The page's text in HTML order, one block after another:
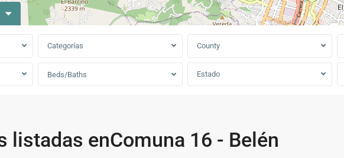
Categorías County
Beds/Baths Estado
listadas enComuna 16 - Belén